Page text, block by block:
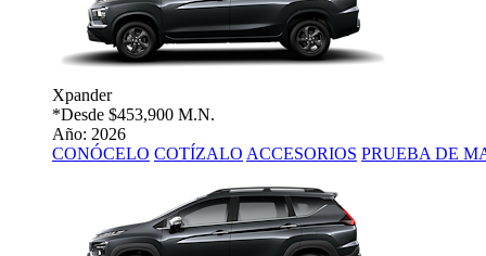
Xpander
*Desde $453,900 M.N.
Año: 2026
CONÓCELO COTÍZALO ACCESORIOS PRUEBA DE